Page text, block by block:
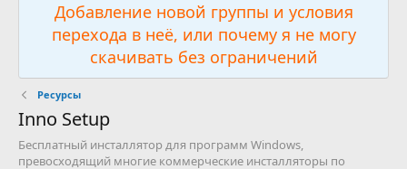
Добавление новой группы и условия
перехода в неё, или почему я не могу
скачивать без ограничений
Ресурсы
Inno Setup
Бесплатный инсталлятор для программ Windows,
превосходящий многие коммерческие инсталляторы по